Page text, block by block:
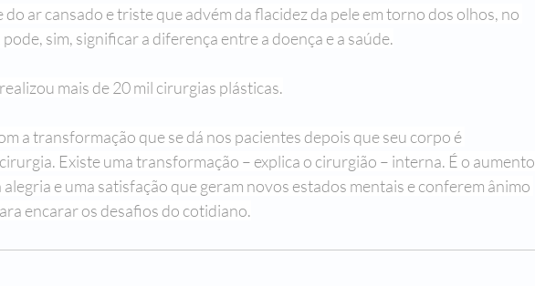
do ar cansado e triste que advém da flacidez da pele em torno dos olhos, no
sim, significar a diferença entre a doença e a saúde.
mais de 20 mil cirurgias plásticas.
a transformação que se dá nos pacientes depois que seu corpo é
Existe uma transformação – explica o cirurgião – interna. É o aumento
e uma satisfação que geram novos estados mentais e conferem ânimo
encarar os desafios do cotidiano.